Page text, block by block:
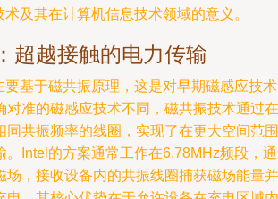
及其在计算机信息技术领域的意义。
超越接触的电力传输
基于磁共振原理，这是对早期磁感应技
对准的磁感应技术不同，磁共振技术通过在
同共振频率的线圈，实现了在更大空间范围
。Intel的方案通常工作在6.78MHz频段，
场，接收设备内的共振线圈捕获磁场能量并